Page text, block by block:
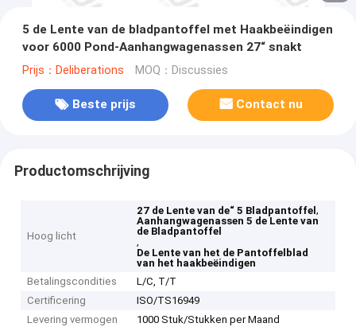
5 de Lente van de bladpantoffel met Haakbeëindigen
voor 6000 Pond-Aanhangwagenassen 27“ snakt
Prijs：Deliberations MOQ：Discussies
Beste prijs Contact nu
Productomschrijving
Hoog licht
27 de Lente van de“ 5 Bladpantoffel,
Aanhangwagenassen 5 de Lente van
de Bladpantoffel
,
De Lente van het de Pantoffelblad
van het haakbeëindigen
Betalingscondities
L/C, T/T
Certificering
ISO/TS16949
Levering vermogen
1000 Stuk/Stukken per Maand